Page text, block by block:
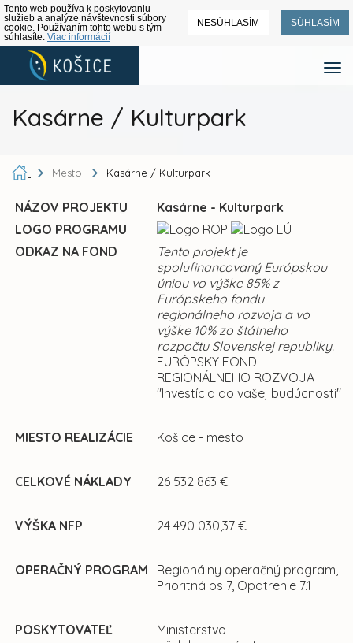
Tento web používa k poskytovaniu
služieb a analýze návštevnosti súbory
cookie. Používaním tohto webu s tým
súhlasíte. Viac informácií
NESÚHLASÍM SÚHLASÍM
Kasárne / Kulturpark
Mesto Kasárne / Kulturpark
NÁZOV PROJEKTU
Kasárne - Kulturpark
LOGO PROGRAMU
ODKAZ NA FOND
Tento projekt je
spolufinancovaný Európskou
úniou vo výške 85% z
Európskeho fondu
regionálneho rozvoja a vo
výške 10% zo štátneho
rozpočtu Slovenskej republiky.
EURÓPSKY FOND
REGIONÁLNEHO ROZVOJA
"Investícia do vašej budúcnosti"
MIESTO REALIZÁCIE Košice - mesto
CELKOVÉ NÁKLADY 26 532 863 €
VÝŠKA NFP 24 490 030,37 €
OPERAČNÝ PROGRAM
Regionálny operačný program,
Prioritná os 7, Opatrenie 7.1
POSKYTOVATEĽ
Ministerstvo